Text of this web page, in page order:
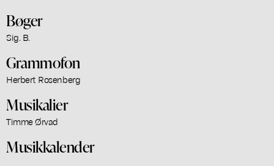
Bøger
Sig. B.
Grammofon
Herbert Rosenberg
Musikalier
Timme Ørvad
Musikkalender